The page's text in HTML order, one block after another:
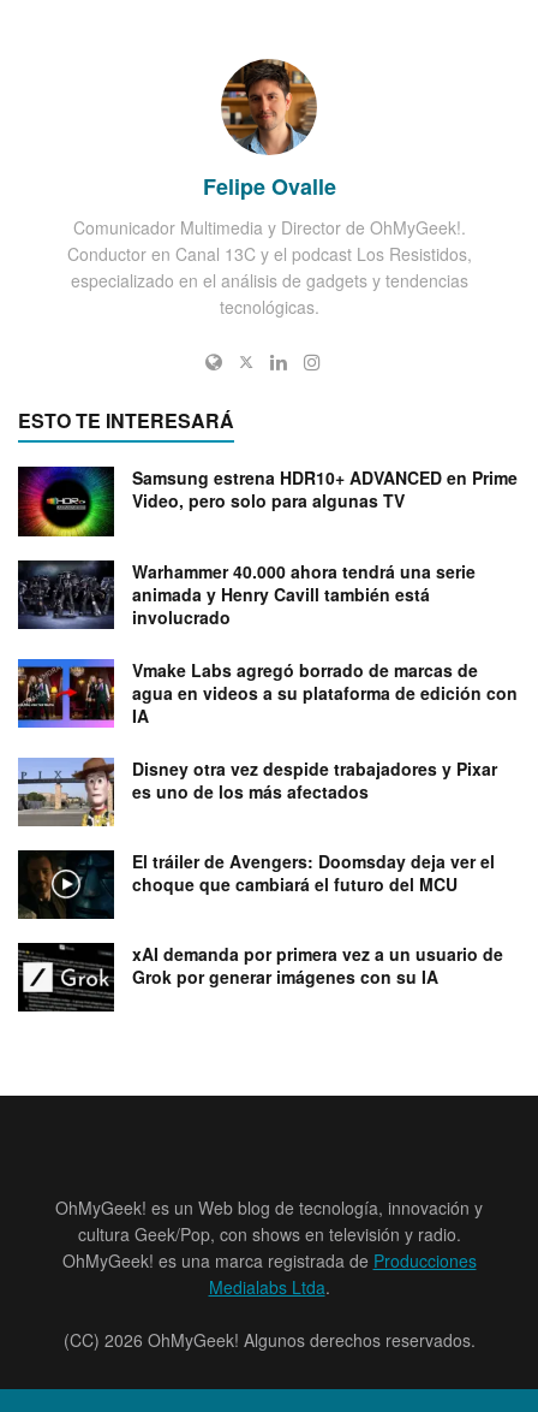
Felipe Ovalle
Comunicador Multimedia y Director de OhMyGeek!.
Conductor en Canal 13C y el podcast Los Resistidos,
especializado en el análisis de gadgets y tendencias
tecnológicas.
ESTO TE INTERESARÁ
Samsung estrena HDR10+ ADVANCED en Prime
Video, pero solo para algunas TV
Warhammer 40.000 ahora tendrá una serie
animada y Henry Cavill también está
involucrado
Vmake Labs agregó borrado de marcas de
agua en videos a su plataforma de edición con
IA
Disney otra vez despide trabajadores y Pixar
es uno de los más afectados
El tráiler de Avengers: Doomsday deja ver el
choque que cambiará el futuro del MCU
xAI demanda por primera vez a un usuario de
Grok por generar imágenes con su IA
OhMyGeek! es un Web blog de tecnología, innovación y
cultura Geek/Pop, con shows en televisión y radio.
OhMyGeek! es una marca registrada de Producciones
Medialabs Ltda.
(CC) 2026 OhMyGeek! Algunos derechos reservados.